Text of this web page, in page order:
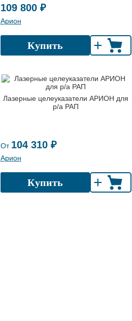
109 800 ₽
Арион
Купить +
Лазерные целеуказатели АРИОН для
р/а РАП
От 104 310 ₽
Арион
Купить +